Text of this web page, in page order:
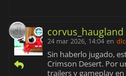
corvus_haugland
24 mar 2026, 14:04 en
Sin haberlo jugado,
Crimson Desert. Por
trailers y gameplay